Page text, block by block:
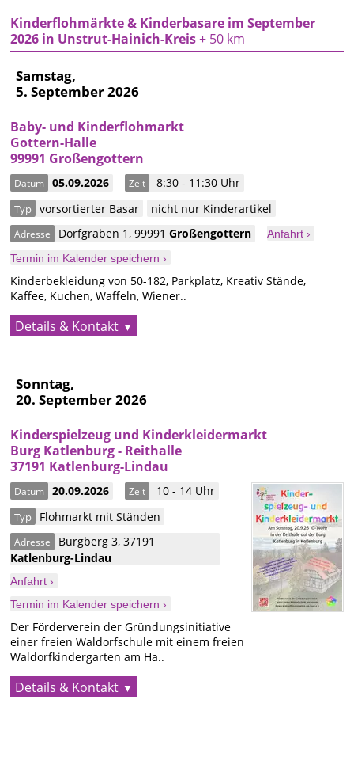
Kinderflohmärkte & Kinderbasare im September
2026 in Unstrut-Hainich-Kreis+ 50 km
Samstag,
5. September 2026
Baby- und Kinderflohmarkt
Gottern-Halle
99991 Großengottern
Datum 05.09.2026 Zeit 8:30 - 11:30 Uhr
Typ vorsortierter Basar nicht nur Kinderartikel
Adresse Dorfgraben 1,99991Großengottern
Anfahrt ›
Termin im Kalender speichern ›
Kinderbekleidung von 50-182, Parkplatz, Kreativ Stände,
Kaffee, Kuchen, Waffeln, Wiener..
Details & Kontakt
Sonntag,
20. September 2026
Kinderspielzeug und Kinderkleidermarkt
Burg Katlenburg - Reithalle
37191 Katlenburg-Lindau
Datum 20.09.2026 Zeit 10 - 14 Uhr
Typ Flohmarkt mit Ständen
Adresse Burgberg 3,37191
Katlenburg-Lindau
Anfahrt ›
Termin im Kalender speichern ›
Der Förderverein der Gründungsinitiative
einer freien Waldorfschule mit einem freien
Waldorfkindergarten am Ha..
Details & Kontakt